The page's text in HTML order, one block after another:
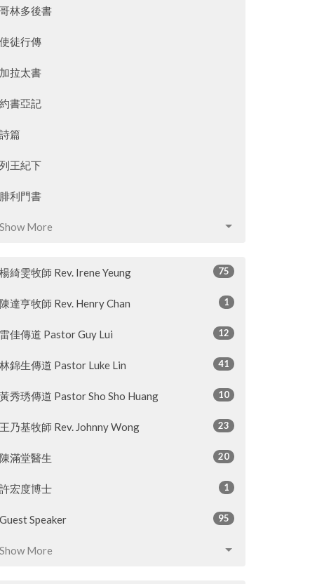
哥林多後書
使徒行傳
加拉太書
約書亞記
詩篇
列王紀下
腓利門書
Show More
楊綺雯牧師 Rev. Irene Yeung 75
陳達亨牧師 Rev. Henry Chan 1
雷佳傳道 Pastor Guy Lui 12
林錦生傳道 Pastor Luke Lin 41
黃秀琇傳道 Pastor Sho Sho Huang 10
王乃基牧師 Rev. Johnny Wong 23
陳滿堂醫生 20
許宏度博士 1
Guest Speaker 95
Show More